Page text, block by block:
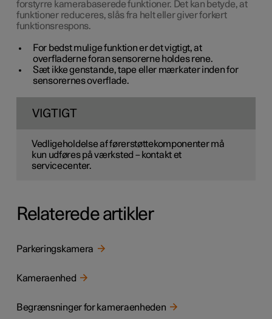
forstyrre kamerabaserede funktioner. Det kan betyde, at
funktioner reduceres, slås fra helt eller giver forkert
funktionsrespons.
For bedst mulige funktion er det vigtigt, at
overfladerne foran sensorerne holdes rene.
Sæt ikke genstande, tape eller mærkater inden for
sensorernes overflade.
VIGTIGT
Vedligeholdelse af førerstøttekomponenter må
kun udføres på værksted – kontakt et
servicecenter.
Relaterede artikler
Parkeringskamera
Kameraenhed
Begrænsninger for kameraenheden